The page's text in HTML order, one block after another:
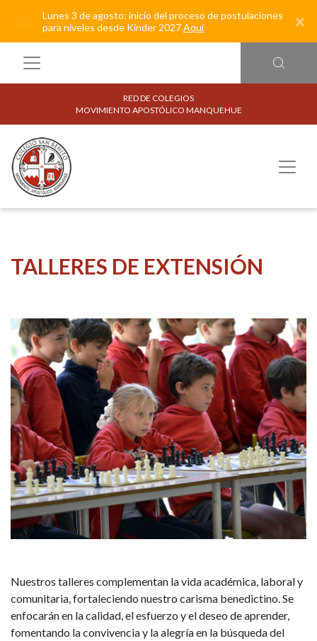
Lunes 3 de agosto: inicio del proceso de postulaciones
para niveles desde Kínder 2027Aquí ×
RED DE COLEGIOS
MOVIMIENTO APOSTÓLICO MANQUEHUE
TALLERES DE EXTENSIÓN
Nuestros talleres complementan la vida académica, laboral y
comunitaria, fortaleciendo nuestro carisma benedictino. Se
enfocarán en la calidad, el esfuerzo y el deseo de aprender,
fomentando la convivencia y la alegría en la búsqueda del